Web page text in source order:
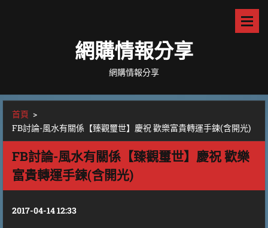
網購情報分享
網購情報分享
首頁 >
FB討論-風水有關係【臻觀璽世】慶祝 歡樂富貴轉運手鍊(含開光)
FB討論-風水有關係【臻觀璽世】慶祝 歡樂
富貴轉運手鍊(含開光)
2017-04-14 12:33